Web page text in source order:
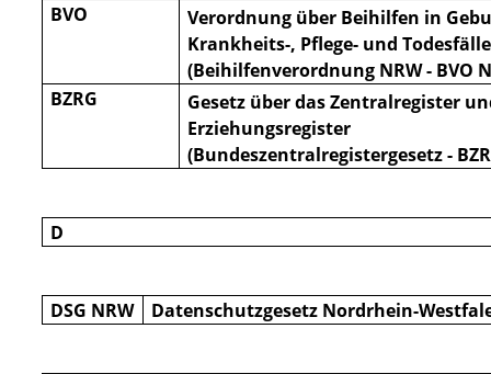
BVO
Verordnung über Beihilfen in
Krankheits-, Pflege- und
(Beihilfenverordnung NRW - BVO
BZRG
Gesetz über das Zentralregister
Erziehungsregister
(Bundeszentralregistergesetz -
D
DSG NRW Datenschutzgesetz Nordrhein-